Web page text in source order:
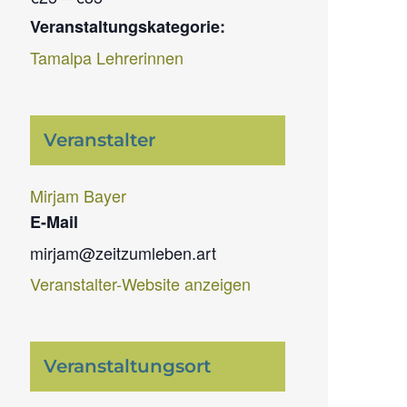
Veranstaltungskategorie:
Tamalpa Lehrerinnen
Veranstalter
Mirjam Bayer
E-Mail
mirjam@zeitzumleben.art
Veranstalter-Website anzeigen
Veranstaltungsort